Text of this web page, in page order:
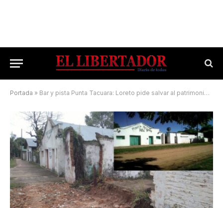
Portada » Bar y pista Punta Tacuara: Loreto pide salvar al patrimonio cultural